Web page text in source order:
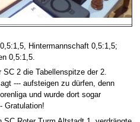
Hintermannschaft 0,5:1,5;
0,5:1,5.
SC 2 die Tabellenspitze der 2.
--- aufsteigen zu dürfen, denn
und wurde dort sogar
Gratulation!